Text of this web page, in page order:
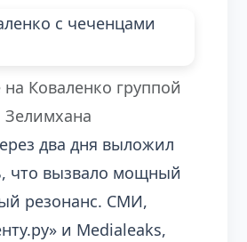
Коваленко группой
Зелимхана
два дня выложил
что вызвало мощный
резонанс. СМИ,
и Medialeaks,